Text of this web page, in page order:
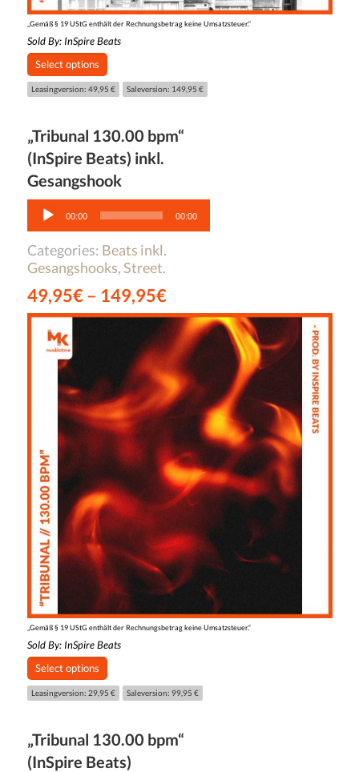
„Gemäß § 19 UStG enthält der Rechnungsbetrag keine Umsatzsteuer.“
Sold By: InSpire Beats
Select options
Leasingversion: 49,95 € Saleversion: 149,95 €
„Tribunal 130.00 bpm“
(InSpire Beats) inkl.
Gesangshook
Audio-
Player
00:00 00:00
Categories: Beats inkl.
Gesangshooks,Street.
49,95€– 149,95€
„Gemäß § 19 UStG enthält der Rechnungsbetrag keine Umsatzsteuer.“
Sold By: InSpire Beats
Select options
Leasingversion: 29,95 € Saleversion: 99,95 €
„Tribunal 130.00 bpm“
(InSpire Beats)